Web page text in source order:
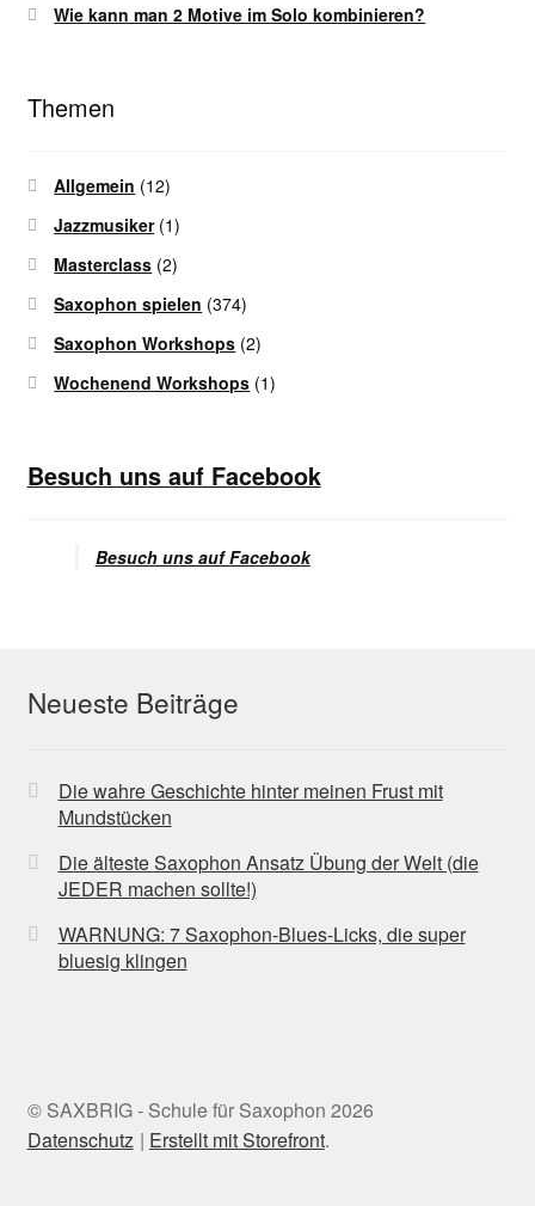
Wie kann man 2 Motive im Solo kombinieren?
Themen
Allgemein (12)
Jazzmusiker(1)
Masterclass (2)
Saxophon spielen (374)
Saxophon Workshops (2)
Wochenend Workshops (1)
Besuch uns auf Facebook
Besuch uns auf Facebook
Neueste Beiträge
Die wahre Geschichte hinter meinen Frust mit
Mundstücken
Die älteste Saxophon Ansatz Übung der Welt (die
JEDER machen sollte!)
WARNUNG: 7 Saxophon-Blues-Licks, die super
bluesig klingen
© SAXBRIG - Schule für Saxophon 2026
Datenschutz
Erstellt mit Storefront.